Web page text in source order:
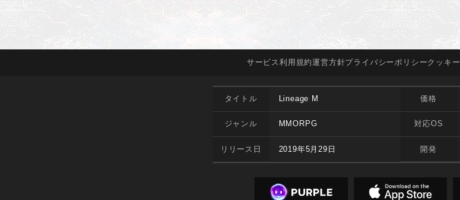
サービス利用規約運営方針プライバシーポリシークッキー
タイトル Lineage M
ジャンル MMORPG
リリース日 2019年5月29日
価格
対応OS
開発